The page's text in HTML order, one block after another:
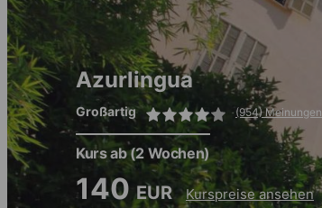
Azurlingua
Großartig (954) Meinungen
Kurs ab(2 Wochen)
140EUR Kurspreise ansehen